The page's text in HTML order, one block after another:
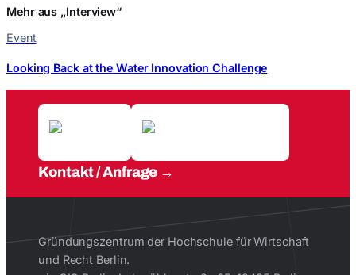
Mehr aus „Interview“
Event
Looking Back at the Water Innovation Challenge
Kontakt / Anfrage
Gründungszentrum der Hochschule für Wirtschaft
und Recht Berlin.